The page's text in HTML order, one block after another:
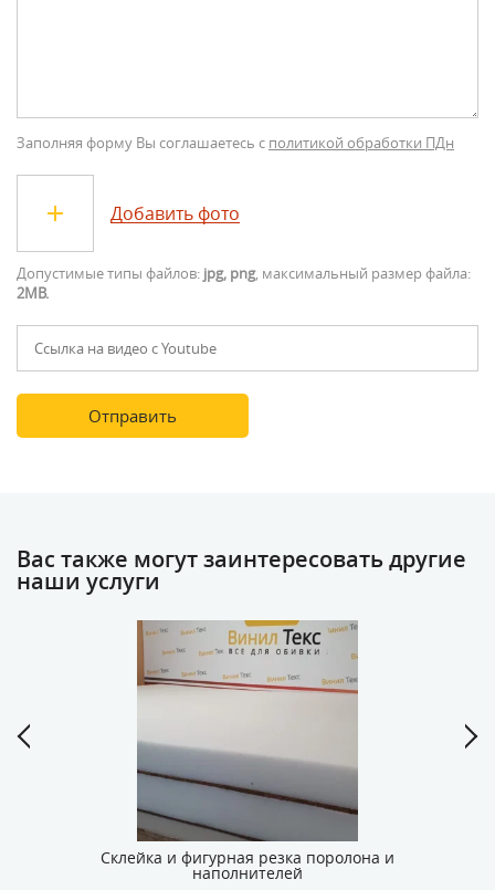
Заполняя форму Вы соглашаетесь с политикой обработки ПДн
Добавить фото
Допустимые типы файлов: jpg, png, максимальный размер файла:
2MB.
Вас также могут заинтересовать другие
наши услуги
Склейка и фигурная резка поролона и
наполнителей